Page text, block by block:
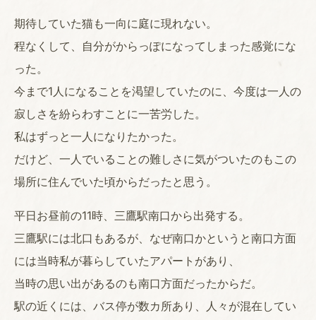
期待していた猫も一向に庭に現れない。
程なくして、自分がからっぽになってしまった感覚にな
った。
今まで1人になることを渇望していたのに、今度は一人の
寂しさを紛らわすことに一苦労した。
私はずっと一人になりたかった。
だけど、一人でいることの難しさに気がついたのもこの
場所に住んでいた頃からだったと思う。
平日お昼前の11時、三鷹駅南口から出発する。
三鷹駅には北口もあるが、なぜ南口かというと南口方面
には当時私が暮らしていたアパートがあり、
当時の思い出があるのも南口方面だったからだ。
駅の近くには、バス停が数カ所あり、人々が混在してい